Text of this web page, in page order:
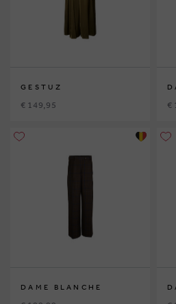
GESTUZ
€ 149,95 €
DAME BLANCHE